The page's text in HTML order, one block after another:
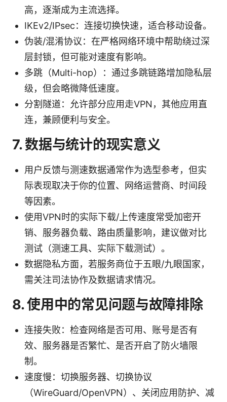
高，逐渐成为主流选择。
IKEv2/IPsec：连接切换快速，适合移动设备。
伪装/混淆协议：在严格网络环境中帮助绕过深
层封锁，但可能对速度有影响。
多跳（Multi-hop）：通过多跳链路增加隐私层
级，但会略微降低速度。
分割隧道：允许部分应用走VPN，其他应用直
连，兼顾便利与安全。
7. 数据与统计的现实意义
用户反馈与测速数据通常作为选型参考，但实
际表现取决于你的位置、网络运营商、时间段
等因素。
使用VPN时的实际下载/上传速度常受加密开
销、服务器负载、路由质量影响，建议做对比
测试（测速工具、实际下载测试）。
数据隐私方面，若服务商位于五眼/九眼国家，
需关注司法协作及数据请求情况。
8. 使用中的常见问题与故障排除
连接失败：检查网络是否可用、账号是否有
效、服务器是否繁忙、是否开启了防火墙限
制。
速度慢：切换服务器、切换协议
（WireGuard/OpenVPN）、关闭应用防护、减